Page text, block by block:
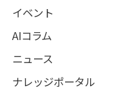
イベント
AIコラム
ニュース
ナレッジポータル